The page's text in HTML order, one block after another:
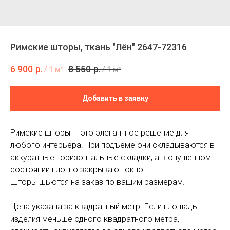
Римские шторы, ткань "Лён" 2647-72316
6 900 р. / 1 м² 8 550 р./1 м²
Добавить в заявку
Римские шторы — это элегантное решение для
любого интерьера. При подъёме они складываются в
аккуратные горизонтальные складки, а в опущенном
состоянии плотно закрывают окно.
Шторы шьются на заказ по вашим размерам.
Цена указана за квадратный метр. Если площадь
изделия меньше одного квадратного метра,